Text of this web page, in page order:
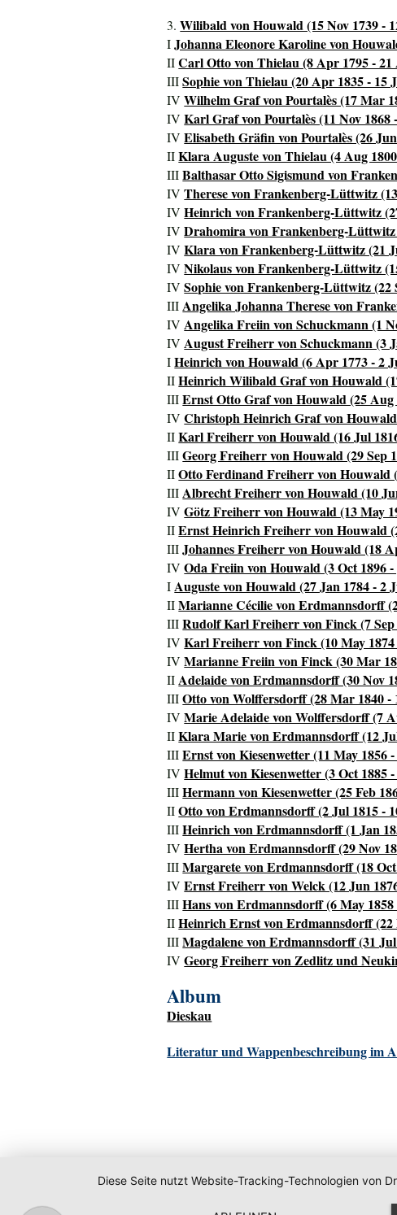
3.Wilibald von Houwald (15 Nov 1739 -
IJohanna Eleonore Karoline von
IICarl Otto von Thielau (8 Apr 1795 - 21
IIISophie von Thielau (20 Apr 1835 - 15
IVWilhelm Graf von Pourtalès (17 Mar
IVKarl Graf von Pourtalès (11 Nov 1868
IVElisabeth Gräfin von Pourtalès (26
IIKlara Auguste von Thielau (4 Aug
IIIBalthasar Otto Sigismund von
IVTherese von Frankenberg-Lüttwitz
IVHeinrich von Frankenberg-Lüttwitz
IVDrahomira von Frankenberg-Lüttwitz
IVKlara von Frankenberg-Lüttwitz (21
IVNikolaus von Frankenberg-Lüttwitz
IVSophie von Frankenberg-Lüttwitz (22
IIIAngelika Johanna Therese von
IVAngelika Freiin von Schuckmann (1
IVAugust Freiherr von Schuckmann (3
IHeinrich von Houwald (6 Apr 1773 - 2
IIHeinrich Wilibald Graf von Houwald
IIIErnst Otto Graf von Houwald (25 Aug
IVChristoph Heinrich Graf von
IIKarl Freiherr von Houwald (16 Jul
IIIGeorg Freiherr von Houwald (29 Sep
IIOtto Ferdinand Freiherr von Houwald
IIIAlbrecht Freiherr von Houwald (10
IVGötz Freiherr von Houwald (13 May
IIErnst Heinrich Freiherr von Houwald
IIIJohannes Freiherr von Houwald (18
IVOda Freiin von Houwald (3 Oct 1896 -
IAuguste von Houwald (27 Jan 1784 - 2
IIMarianne Cécilie von Erdmannsdorff
IIIRudolf Karl Freiherr von Finck (7 Sep
IVKarl Freiherr von Finck (10 May
IVMarianne Freiin von Finck (30 Mar
IIAdelaide von Erdmannsdorff (30 Nov
IIIOtto von Wolffersdorff (28 Mar 1840 -
IVMarie Adelaide von Wolffersdorff (7
IIKlara Marie von Erdmannsdorff (12
IIIErnst von Kiesenwetter (11 May 1856
IVHelmut von Kiesenwetter (3 Oct 1885
IIIHermann von Kiesenwetter (25 Feb
IIOtto von Erdmannsdorff (2 Jul 1815 -
IIIHeinrich von Erdmannsdorff (1 Jan
IVHertha von Erdmannsdorff (29 Nov
IIIMargarete von Erdmannsdorff (18
IVErnst Freiherr von Welck (12 Jun
IIIHans von Erdmannsdorff (6 May 1858
IIHeinrich Ernst von Erdmannsdorff (22
IIIMagdalene von Erdmannsdorff (31 Jul
IVGeorg Freiherr von Zedlitz und
Album
Dieskau
Literatur und Wappenbeschreibung im
Diese Seite nutzt Website-Tracking-Technologien von